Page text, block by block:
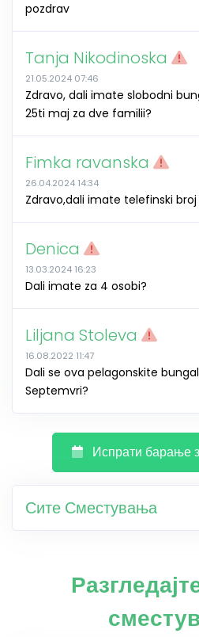
pozdrav
Tanja Nikodinoska
21.05.2024 07:46
Zdravo, dali imate slobodni
25ti maj za dve familii?
Fimka ravanska
26.04.2024 14:34
Zdravo,dali imate telefinski
Denica
13.03.2024 16:23
Dali imate za 4 osobi?
Liljana Stoleva
16.08.2022 11:47
Dali se ova pelagonskite
Septemvri?
Испрати барање
Сите Сместувања